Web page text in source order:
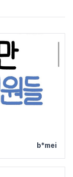
b*mei